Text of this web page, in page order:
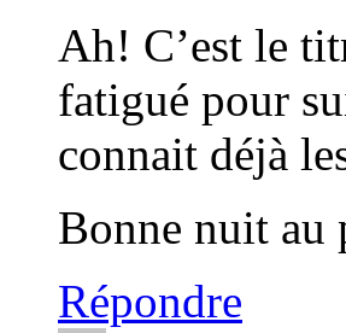
Ah! C’est le
fatigué pour
connait déjà
Bonne nuit au
Répondre